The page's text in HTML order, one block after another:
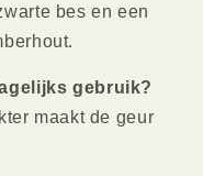
bes en een
gebruik?
maakt de geur